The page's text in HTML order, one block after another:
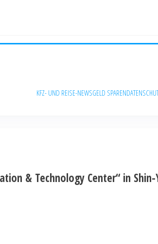
KFZ- UND REISE-NEWSGELD SPAREN
& Technology Center“ in